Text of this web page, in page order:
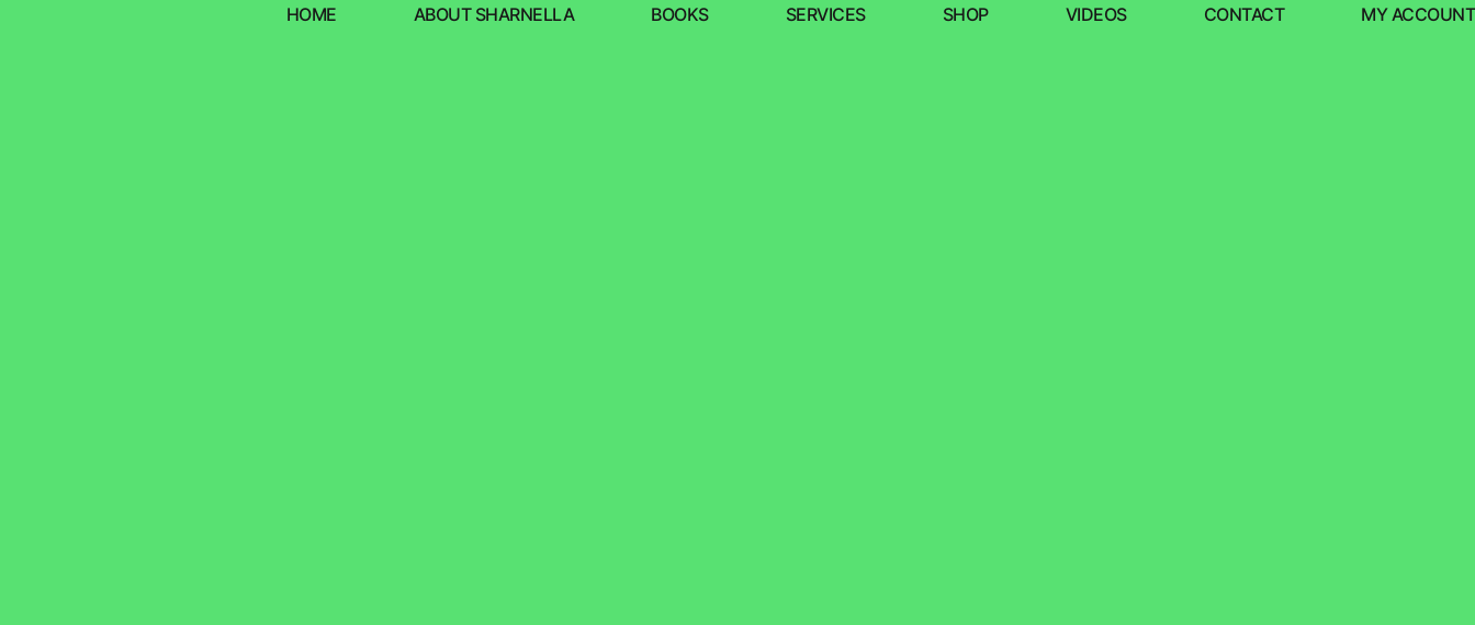
HOME ABOUT SHARNELLA BOOKS SERVICES SHOP VIDEOS CONTACT MY ACCOUNT